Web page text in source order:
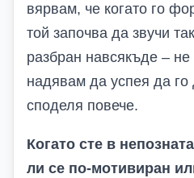
вярвам, че когато го
той започва да звучи
разбран навсякъде –
надявам да успея да
споделя повече.
Когато сте в
ли се по-мотивиран